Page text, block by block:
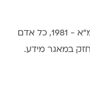
על-פי חוק הגנת הפרטיות, התשמ"א - 1981, כל אדם
במאגר מידע.